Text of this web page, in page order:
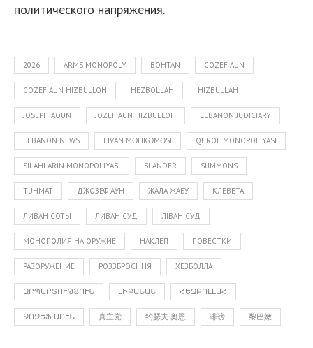
политического напряжения.
2026 ARMS MONOPOLY BÖHTAN COZEF AUN
COZEF AUN HIZBULLOH HEZBOLLAH HIZBULLAH
JOSEPH AOUN JOZEF AUN HIZBULLOH LEBANON JUDICIARY
LEBANON NEWS LIVAN MƏHKƏMƏSI QUROL MONOPOLIYASI
SILAHLARIN MONOPOLIYASI SLANDER SUMMONS
TUHMAT ДЖОЗЕФ АУН ЖАЛА ЖАБУ КЛЕВЕТА
ЛИВАН СОТЫ ЛИВАН СУД ЛІВАН СУД
МОНОПОЛИЯ НА ОРУЖИЕ НАКЛЕП ПОВЕСТКИ
РАЗОРУЖЕНИЕ РОЗЗБРОЄННЯ ХЕЗБОЛЛА
ԶՐՊԱՐՏՈՒԹՅՈՒՆ ԼԻԲԱՆԱՆ ՀԵԶԲՈԼԼԱՀ
ՋՈԶԵՖ ԱՈՒՆ 真主党 约瑟夫·奥恩 诽谤 黎巴嫩